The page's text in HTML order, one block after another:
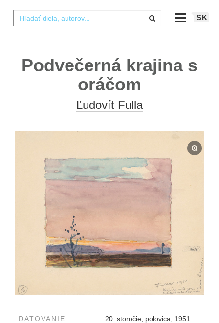
SK
Podvečerná krajina s
oráčom
Ľudovít Fulla
DATOVANIE: 20. storočie, polovica, 1951